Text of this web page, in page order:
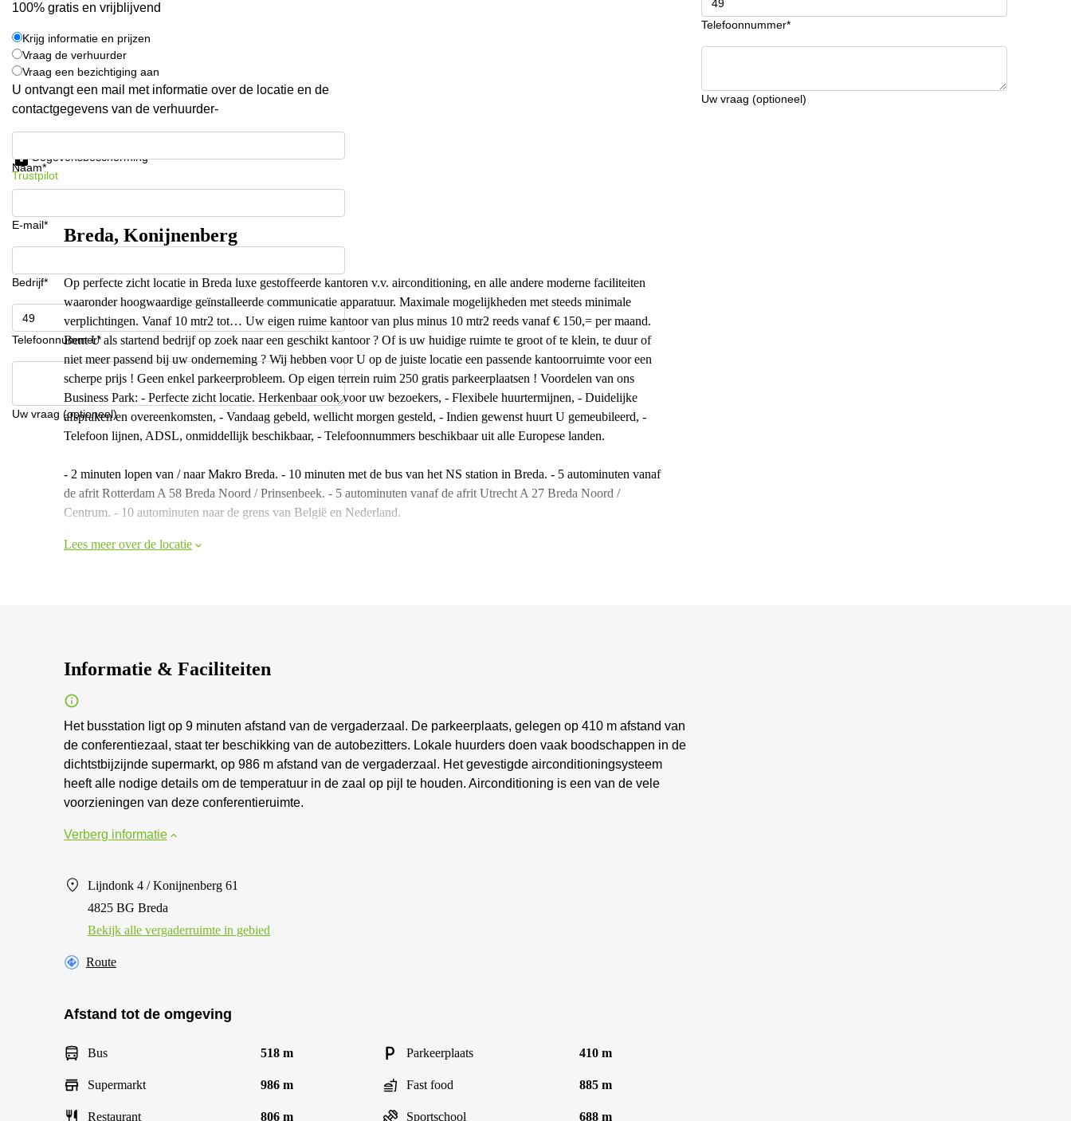
Telefoonnummer*
Uw vraag (optioneel)
100% gratis en vrijblijvend
Krijg informatie en prijzen
Vraag de verhuurder
Vraag een bezichtiging aan
U ontvangt een mail met informatie over de locatie en de
contactgegevens van de verhuurder-
Naam*
E-mail*
Bedrijf*
Telefoonnummer*
Uw vraag (optioneel)
Gegevensbescherming
Trustpilot
Breda, Konijnenberg
Op perfecte zicht locatie in Breda luxe gestoffeerde kantoren v.v. airconditioning, en alle andere moderne faciliteiten
waaronder hoogwaardige geïnstalleerde communicatie apparatuur. Maximale mogelijkheden met steeds minimale
verplichtingen. Vanaf 10 mtr2 tot… Uw eigen ruime kantoor van plus minus 10 mtr2 reeds vanaf € 150,= per maand.
Bent U als startend bedrijf op zoek naar een geschikt kantoor ? Of is uw huidige ruimte te groot of te klein, te duur of
niet meer passend bij uw onderneming ? Wij hebben voor U op de juiste locatie een passende kantoorruimte voor een
scherpe prijs ! Geen enkel parkeerprobleem. Op eigen terrein ruim 250 gratis parkeerplaatsen ! Voordelen van ons
Business Park: - Perfecte zicht locatie. Herkenbaar ook voor uw bezoekers, - Flexibele huurtermijnen, - Duidelijke
afspraken en overeenkomsten, - Vandaag gebeld, wellicht morgen gesteld, - Indien gewenst huurt U gemeubileerd, -
Telefoon lijnen, ADSL, onmiddellijk beschikbaar, - Telefoonnummers beschikbaar uit alle Europese landen.
- 2 minuten lopen van / naar Makro Breda. - 10 minuten met de bus van het NS station in Breda. - 5 autominuten vanaf
de afrit Rotterdam A 58 Breda Noord / Prinsenbeek. - 5 autominuten vanaf de afrit Utrecht A 27 Breda Noord /
Centrum. - 10 autominuten naar de grens van België en Nederland.
Lees meer over de locatie
Informatie & Faciliteiten
Het busstation ligt op 9 minuten afstand van de vergaderzaal. De parkeerplaats, gelegen op 410 m afstand van
de conferentiezaal, staat ter beschikking van de autobezitters. Lokale huurders doen vaak boodschappen in de
dichtstbijzijnde supermarkt, op 986 m afstand van de vergaderzaal. Het gevestigde airconditioningsysteem
heeft alle nodige details om de temperatuur in de zaal op pijl te houden. Airconditioning is een van de vele
voorzieningen van deze conferentieruimte.
Verberg informatie
Lijndonk 4 / Konijnenberg 61
4825 BG Breda
Bekijk alle vergaderruimte in gebied
Route
Afstand tot de omgeving
Bus 518 m Parkeerplaats 410 m
Supermarkt 986 m Fast food 885 m
Restaurant 806 m Sportschool 688 m